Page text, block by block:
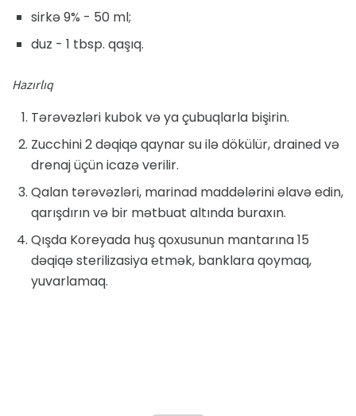
sirkə 9% - 50 ml;
duz - 1 tbsp. qaşıq.
Hazırlıq
Tərəvəzləri kubok və ya çubuqlarla bişirin.
Zucchini 2 dəqiqə qaynar su ilə dökülür, drained və
drenaj üçün icazə verilir.
Qalan tərəvəzləri, marinad maddələrini əlavə edin,
qarışdırın və bir mətbuat altında buraxın.
Qışda Koreyada huş qoxusunun mantarına 15
dəqiqə sterilizasiya etmək, banklara qoymaq,
yuvarlamaq.